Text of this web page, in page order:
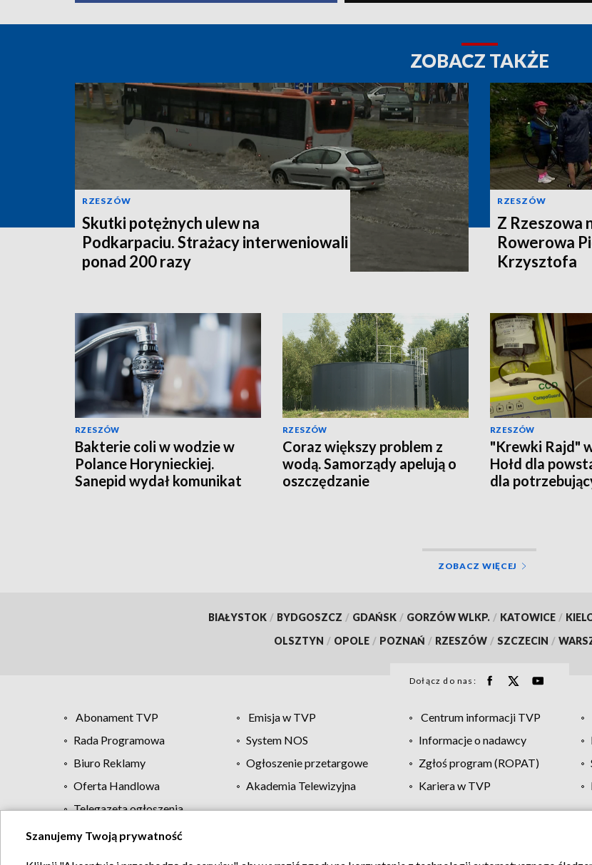
ZOBACZ TAKŻE
RZESZÓW
Skutki potężnych ulew na
Podkarpaciu. Strażacy interweniowali
ponad 200 razy
RZESZÓW
Z Rzeszowa
Rowerowa
Krzysztofa
RZESZÓW
Bakterie coli w wodzie w
Polance Horynieckiej.
Sanepid wydał komunikat
RZESZÓW
Coraz większy problem z
wodą. Samorządy apelują o
oszczędzanie
RZESZÓW
"Krewki Rajd"
Hołd dla
dla
ZOBACZ WIĘCEJ
BIAŁYSTOK / BYDGOSZCZ / GDAŃSK / GORZÓW WLKP. / KATOWICE /
OLSZTYN / OPOLE / POZNAŃ / RZESZÓW / SZCZECIN /
Dołącz do nas:
Abonament TVP Emisja w TVP Centrum informacji TVP
Rada Programowa
System NOS Informacje o nadawcy
Biuro Reklamy
Ogłoszenie przetargowe Zgłoś program (ROPAT)
Oferta Handlowa
Akademia Telewizyjna Kariera w TVP
Telegazeta ogłoszenia
Regulamin TVP Polityka prywatności Moje zgody Pomoc
Szanujemy Twoją prywatność